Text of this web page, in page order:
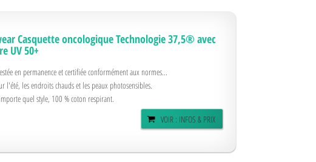
Casquette oncologique Technologie 37,5® avec
UV 50+
en permanence et certifiée conformément aux normes...
l'été, les endroits chauds et les peaux photosensibles.
quel style, 100 % coton respirant.
VOIR : INFOS & PRIX